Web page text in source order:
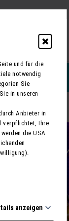
und für die
notwendig
Sie
in unseren
Anbieter in
verpflichtet, Ihre
die USA
anzeigen